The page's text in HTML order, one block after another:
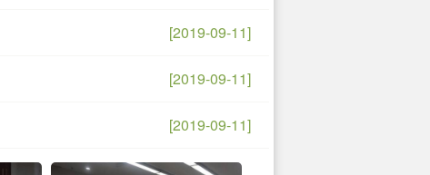
[2019-09-11]
[2019-09-11]
[2019-09-11]